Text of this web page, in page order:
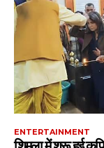
ENTERTAINMENT